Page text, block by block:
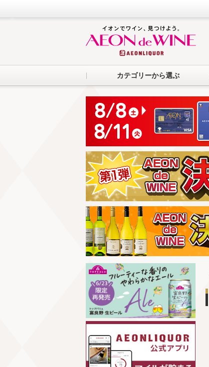
カテゴリーから選ぶ